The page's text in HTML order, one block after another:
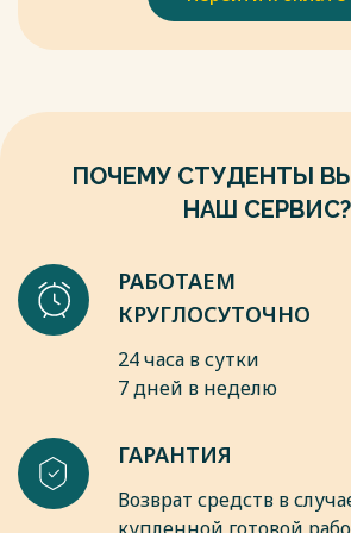
эффективности закупочной
Стратегия устойчивого развития
ПОЧЕМУ СТУДЕНТЫ
НАШ СЕРВИС?
РАБОТАЕМ
КРУГЛОСУТОЧНО
24 часа в сутки
7 дней в неделю
ГАРАНТИЯ
Возврат средств в